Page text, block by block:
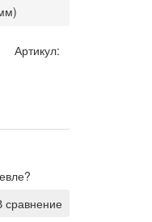
Артикул:
сравнение